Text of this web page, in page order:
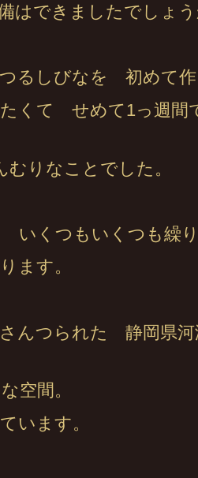
できましたでしょ
しびなを 初めて作
くて せめて1っ週間
りなことでした。
いくつもいくつも繰
ます。
んつられた 静岡県河
空間。
います。